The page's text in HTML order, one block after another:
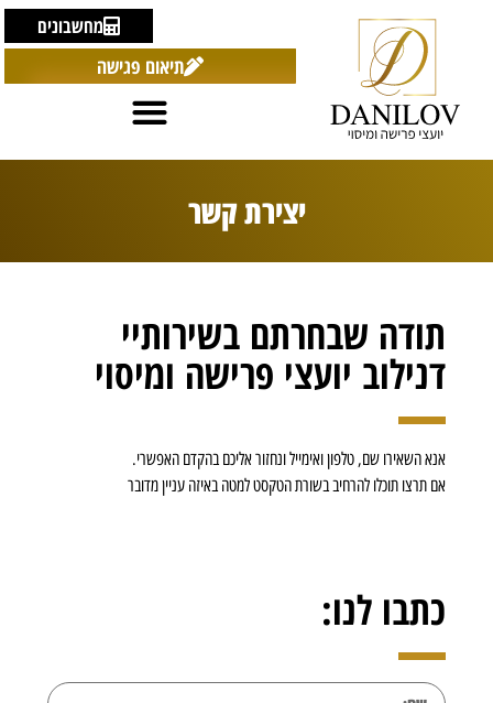
מחשבונים
תיאום פגישה
יצירת קשר
תודה שבחרתם בשירותיי
דנילוב יועצי פרישה ומיסוי
אנא השאירו שם, טלפון ואימייל ונחזור אליכם בהקדם האפשרי.
אם תרצו תוכלו להרחיב בשורת הטקסט למטה באיזה עניין מדובר
כתבו לנו: